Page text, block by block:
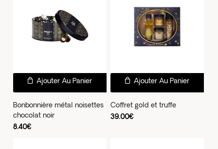
Ajouter Au Panier
Bonbonnière métal noisettes
chocolat noir
8.40€
Ajouter Au Panier
Coffret gold et truffe
39.00€